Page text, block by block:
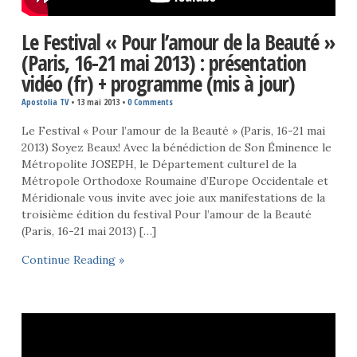
Le Festival « Pour l’amour de la Beauté »
(Paris, 16-21 mai 2013) : présentation
vidéo (fr) + programme (mis à jour)
Apostolia TV• 13 mai 2013• 0 Comments
Le Festival « Pour l’amour de la Beauté » (Paris, 16-21 mai
2013) Soyez Beaux! Avec la bénédiction de Son Éminence le
Métropolite JOSEPH, le Département culturel de la
Métropole Orthodoxe Roumaine d’Europe Occidentale et
Méridionale vous invite avec joie aux manifestations de la
troisième édition du festival Pour l’amour de la Beauté
(Paris, 16-21 mai 2013) […]
Continue Reading »